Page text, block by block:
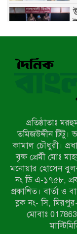
প্রতিষ্ঠাতাঃ
তমিজউদ্দীন টিটু।
কামাল চৌধুরী।
বৃক্ষ প্রেমী মোঃ
মনোয়ার হোসেন
নং ডি এ-১৭৫৮,
প্রকাশিত। বার্তা ও
ব্লক নং- সি,
মোবাঃ